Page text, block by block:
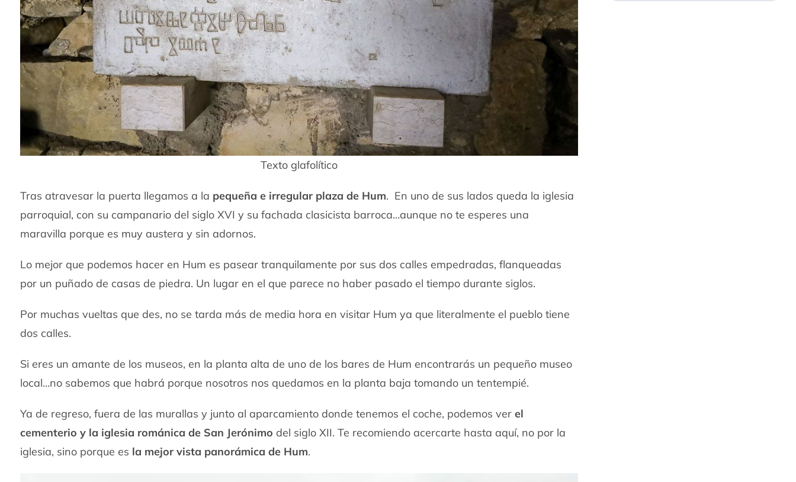
Texto glafolítico
Tras atravesar la puerta llegamos a la pequeña e irregular plaza de Hum. En uno de sus lados queda la iglesia
parroquial, con su campanario del siglo XVI y su fachada clasicista barroca…aunque no te esperes una
maravilla porque es muy austera y sin adornos.
Lo mejor que podemos hacer en Hum es pasear tranquilamente por sus dos calles empedradas, flanqueadas
por un puñado de casas de piedra. Un lugar en el que parece no haber pasado el tiempo durante siglos.
Por muchas vueltas que des, no se tarda más de media hora en visitar Hum ya que literalmente el pueblo tiene
dos calles.
Si eres un amante de los museos, en la planta alta de uno de los bares de Hum encontrarás un pequeño museo
local…no sabemos que habrá porque nosotros nos quedamos en la planta baja tomando un tentempié.
Ya de regreso, fuera de las murallas y junto al aparcamiento donde tenemos el coche, podemos verel
cementerio y la iglesia románica de San Jerónimo del siglo XII. Te recomiendo acercarte hasta aquí, no por la
iglesia, sino porque es la mejor vista panorámica de Hum.